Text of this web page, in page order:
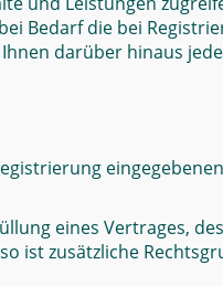
Bedarf die bei
darüber hinaus
eines Vertrages,
ist zusätzliche